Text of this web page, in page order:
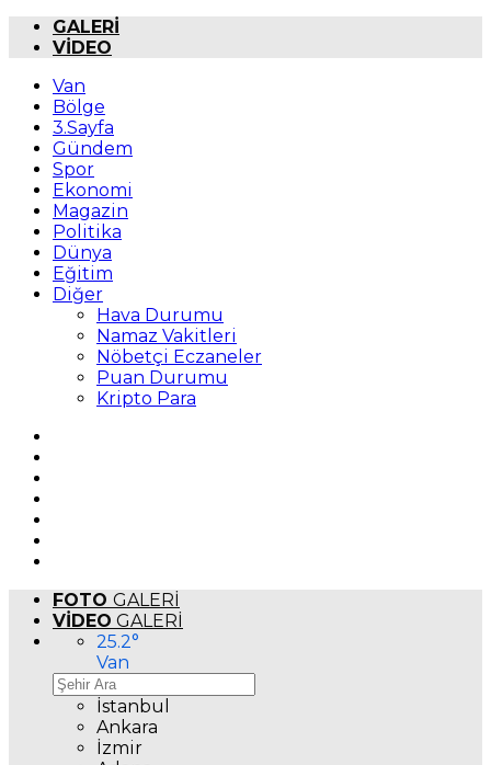
GALERİ
VİDEO
Van
Bölge
3.Sayfa
Gündem
Spor
Ekonomi
Magazin
Politika
Dünya
Eğitim
Diğer
Hava Durumu
Namaz Vakitleri
Nöbetçi Eczaneler
Puan Durumu
Kripto Para
FOTO GALERİ
VİDEO GALERİ
25.2°
Van
İstanbul
Ankara
İzmir